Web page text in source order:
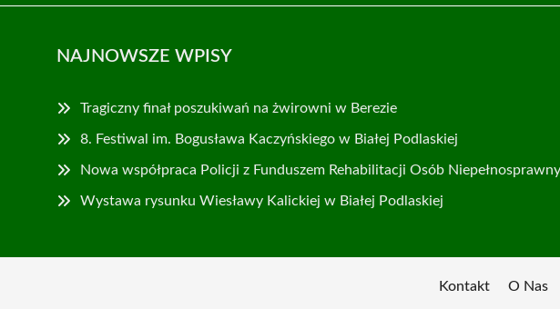
NAJNOWSZE WPISY
Tragiczny finał poszukiwań na żwirowni w Berezie
8. Festiwal im. Bogusława Kaczyńskiego w Białej Podlaskiej
Nowa współpraca Policji z Funduszem Rehabilitacji Osób
Wystawa rysunku Wiesławy Kalickiej w Białej Podlaskiej
Kontakt O Nas